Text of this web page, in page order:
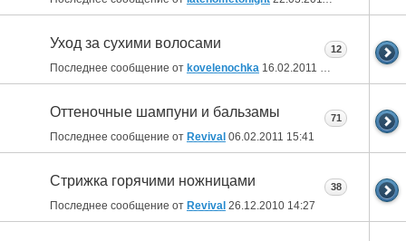
Уход за сухими волосами
Последнее сообщение от kovelenochka 16.02.2011 16:48
12
Оттеночные шампуни и бальзамы
Последнее сообщение от Revival 06.02.2011 15:41
71
Стрижка горячими ножницами
Последнее сообщение от Revival 26.12.2010 14:27
38